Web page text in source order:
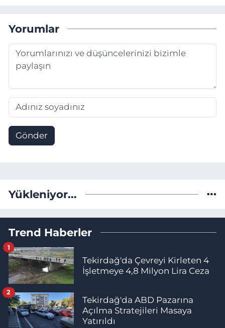
Yorumlar
Gönder
Yükleniyor...
Trend Haberler
Tekirdağ'da Çevreyi Kirleten 4
İşletmeye 4,8 Milyon Lira Ceza
1
Tekirdağ'da ABD Pazarına
Açılma Stratejileri Masaya
Yatırıldı
2